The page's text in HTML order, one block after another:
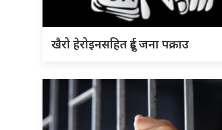
खैरो हेरोइनसहित दुई जना पक्राउ